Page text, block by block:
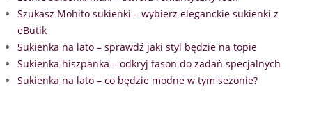
Szukasz Mohito sukienki – wybierz eleganckie sukienki z
eButik
Sukienka na lato – sprawdź jaki styl będzie na topie
Sukienka hiszpanka – odkryj fason do zadań specjalnych
Sukienka na lato – co będzie modne w tym sezonie?